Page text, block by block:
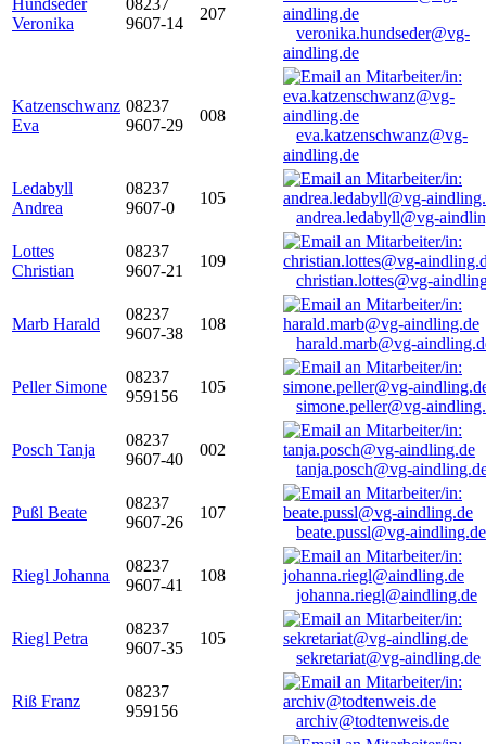
Hundseder
Veronika
08237
9607-14
207
veronika.hundseder@vg-
aindling.de
Katzenschwanz
Eva
08237
9607-29
008
eva.katzenschwanz@vg-
aindling.de
Ledabyll
Andrea
08237
9607-0
105
andrea.ledabyll@vg-
Lottes
Christian
08237
9607-21
109
christian.lottes@vg-
Marb Harald
08237
9607-38
108
harald.marb@vg-
Peller Simone
08237
959156
105
simone.peller@vg-
Posch Tanja
08237
9607-40
002
tanja.posch@vg-
Pußl Beate
08237
9607-26
107
beate.pussl@vg-aindling.de
Riegl Johanna
08237
9607-41
108
johanna.riegl@aindling.de
Riegl Petra
08237
9607-35
105
sekretariat@vg-aindling.de
Riß Franz
08237
959156
archiv@todtenweis.de